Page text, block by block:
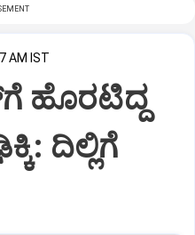
AM IST
ಹೊರಟಿದ್ದ
ದಿಲ್ಲಿಗೆ